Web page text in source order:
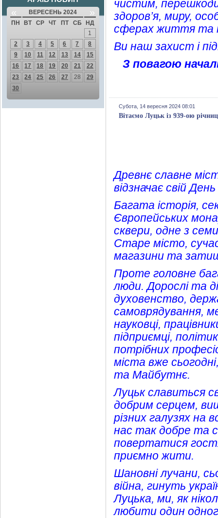
« ВЕРЕСЕНЬ 2024 »
ПН ВТ СР ЧТ ПТ СБ
НД
1
2
3 4 5 6 7
8
9
10 11 12 13 14
15
16
17 18 19 20 21
22
23
24 25 26 27 28
29
30
чистим,
здоров’я, миру,
сферах життя та
Ви наш захист і
З повагою
Субота, 14 вересня 2024 08:01
Вітаємо Луцьк із 939-ою
Древнє славне
відзначає свій
Багата історія,
Європейських
сквери, одне з
Старе місто,
магазини та
Проте головне
люди. Дорослі та
духовенство,
самоврядування,
науковці,
підприємці,
потрібних
міста вже
та Майбутнє.
Луцьк славиться
добрим серцем,
різних галузях на
нас так добре та
повертатися
приємно жити.
Шановні лучани,
війна, гинуть
Луцька, ми, як
любити один